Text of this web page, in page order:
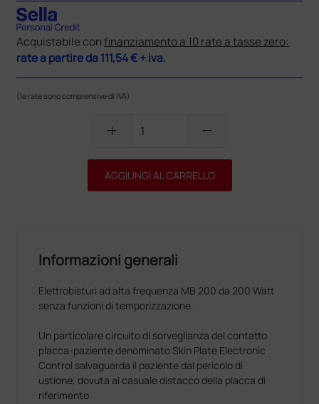
Acquistabile con finanziamento a 10 rate a tasse zero:
rate a partire da111,54 €+ iva.
(le rate sono comprensive di IVA)
add remove
AGGIUNGI AL CARRELLO
Informazioni generali
Elettrobisturi ad alta frequenza MB 200 da 200 Watt
senza funzioni di temporizzazione.
Un particolare circuito di sorveglianza del contatto
placca-paziente denominato Skin Plate Electronic
Control salvaguarda il paziente dal pericolo di
ustione, dovuta al casuale distacco della placca di
riferimento.